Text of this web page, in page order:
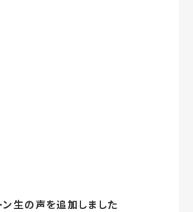
生の声を追加しました